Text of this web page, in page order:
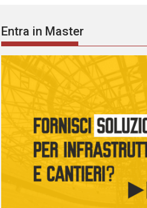
Entra in Master